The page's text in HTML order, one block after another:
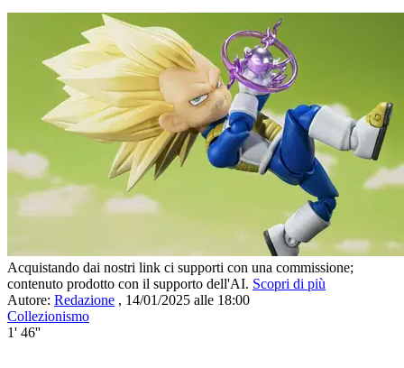
Acquistando dai nostri link ci supporti con una commissione;
contenuto prodotto con il supporto dell'AI. Scopri di più
Autore: Redazione , 14/01/2025 alle 18:00
Collezionismo
1' 46''